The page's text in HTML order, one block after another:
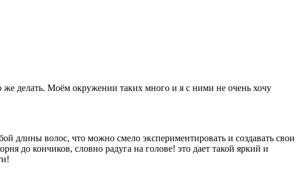
делать. Моём окружении таких много и я с ними не очень хочу
длины волос, что можно смело экспериментировать и создавать свои
до кончиков, словно радуга на голове! это дает такой яркий и